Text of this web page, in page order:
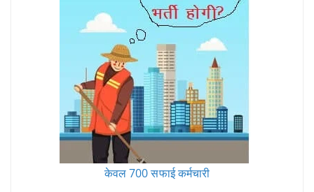
केवल 700 सफाई कर्मचारी